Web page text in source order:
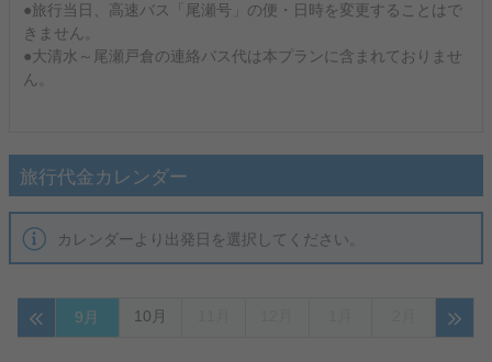
●旅行当日、高速バス「尾瀬号」の便・日時を変更することはで
きません。
●大清水～尾瀬戸倉の連絡バス代は本プランに含まれておりませ
ん。
旅行代金カレンダー
カレンダーより出発日を選択してください。
9月 10月